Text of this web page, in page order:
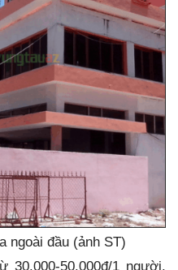
ngoài đầu (ảnh ST)
30.000-50.000đ/1 người.